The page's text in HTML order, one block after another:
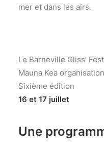
mer et dans les airs.
Le Barneville Gliss’
Mauna Kea organisation
Sixième édition
16 et 17 juillet
Une